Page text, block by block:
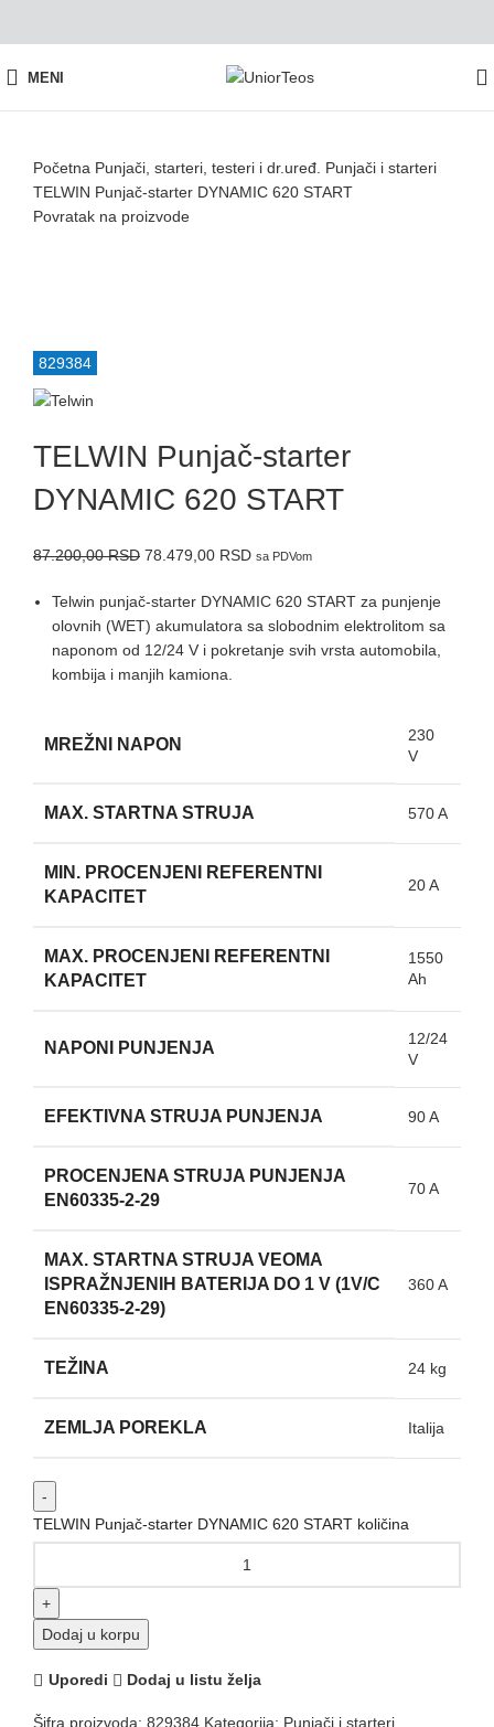
MENI
Početna Punjači, starteri, testeri i dr.uređ. Punjači i starteri
TELWIN Punjač-starter DYNAMIC 620 START
Povratak na proizvode
829384
TELWIN Punjač-starter
DYNAMIC 620 START
87.200,00RSD 78.479,00 RSD sa PDVom
Telwin punjač-starter DYNAMIC 620 START za punjenje
olovnih (WET) akumulatora sa slobodnim elektrolitom sa
naponom od 12/24 V i pokretanje svih vrsta automobila,
kombija i manjih kamiona.
MREŽNI NAPON
230
V
MAX. STARTNA STRUJA 570 A
MIN. PROCENJENI REFERENTNI
KAPACITET
20 A
MAX. PROCENJENI REFERENTNI
KAPACITET
1550
Ah
NAPONI PUNJENJA
12/24
V
EFEKTIVNA STRUJA PUNJENJA 90 A
PROCENJENA STRUJA PUNJENJA
EN60335-2-29
70 A
MAX. STARTNA STRUJA VEOMA
ISPRAŽNJENIH BATERIJA DO 1 V (1V/C
EN60335-2-29)
360 A
TEŽINA 24 kg
ZEMLJA POREKLA Italija
TELWIN Punjač-starter DYNAMIC 620 START količina
Dodaj u korpu
Uporedi Dodaj u listu želja
Šifra proizvoda: 829384 Kategorija: Punjači i starteri